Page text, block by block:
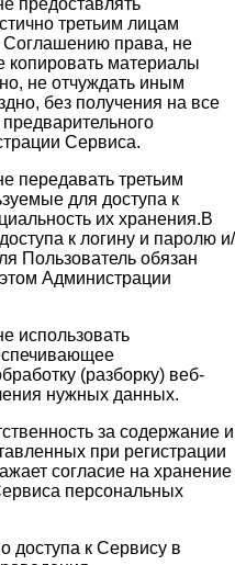
третьим лицам
права, не
копировать материалы
не отчуждать иным
без получения на все
Сервиса.
передавать третьим
для доступа к
их хранения.В
к логину и паролю и/
Пользователь обязан
Администрации
использовать
(разборку) веб-
нужных данных.
за содержание и
при регистрации
согласие на хранение
персональных
доступа к Сервису в